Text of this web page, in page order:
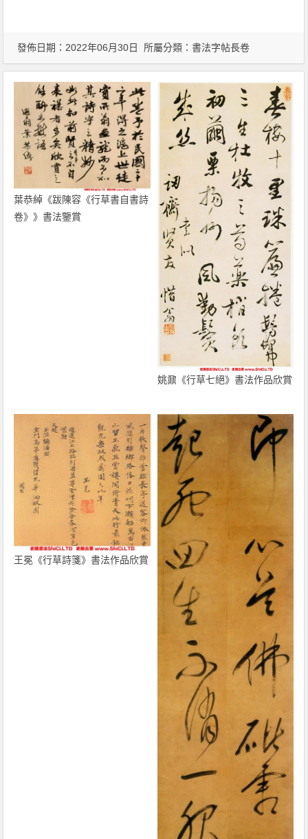
發佈日期：2022年06月30日 所屬分類：書法字帖長卷
葉恭綽《跋陳容《行草書自書詩
卷》》書法鑒賞
姚鼐《行草七絕》書法作品欣賞
王冕《行草詩箋》書法作品欣賞